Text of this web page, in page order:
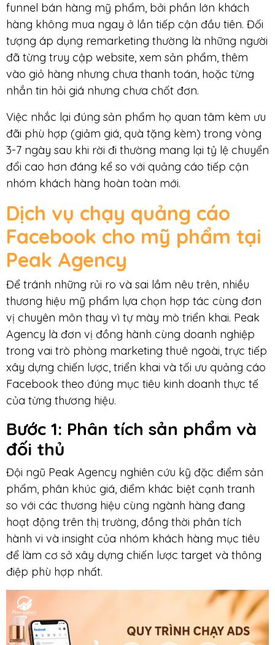
funnel bán hàng mỹ phẩm, bởi phần lớn khách
hàng không mua ngay ở lần tiếp cận đầu tiên. Đối
tượng áp dụng remarketing thường là những người
đã từng truy cập website, xem sản phẩm, thêm
vào giỏ hàng nhưng chưa thanh toán, hoặc từng
nhắn tin hỏi giá nhưng chưa chốt đơn.
Việc nhắc lại đúng sản phẩm họ quan tâm kèm ưu
đãi phù hợp (giảm giá, quà tặng kèm) trong vòng
3-7 ngày sau khi rời đi thường mang lại tỷ lệ chuyển
đổi cao hơn đáng kể so với quảng cáo tiếp cận
nhóm khách hàng hoàn toàn mới.
Dịch vụ chạy quảng cáo
Facebook cho mỹ phẩm tại
Peak Agency
Để tránh những rủi ro và sai lầm nêu trên, nhiều
thương hiệu mỹ phẩm lựa chọn hợp tác cùng đơn
vị chuyên môn thay vì tự mày mò triển khai. Peak
Agency là đơn vị đồng hành cùng doanh nghiệp
trong vai trò phòng marketing thuê ngoài, trực tiếp
xây dựng chiến lược, triển khai và tối ưu quảng cáo
Facebook theo đúng mục tiêu kinh doanh thực tế
của từng thương hiệu.
Bước 1: Phân tích sản phẩm và
đối thủ
Đội ngũ Peak Agency nghiên cứu kỹ đặc điểm sản
phẩm, phân khúc giá, điểm khác biệt cạnh tranh
so với các thương hiệu cùng ngành hàng đang
hoạt động trên thị trường, đồng thời phân tích
hành vi và insight của nhóm khách hàng mục tiêu
để làm cơ sở xây dựng chiến lược target và thông
điệp phù hợp nhất.